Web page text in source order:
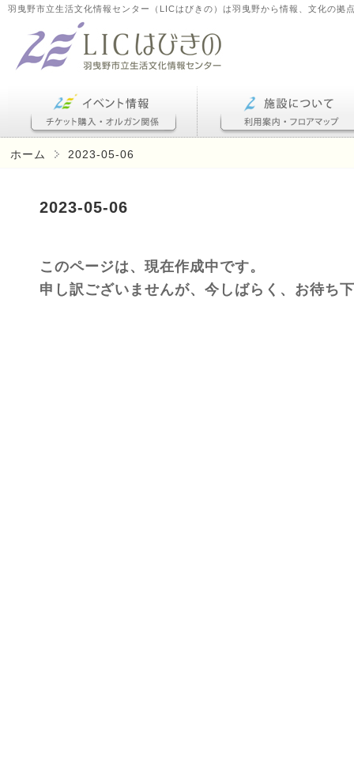
羽曳野市立生活文化情報センター（LICはびきの）は羽曳野から情報、文化の拠
ホーム 2023-05-06
2023-05-06
このページは、現在作成中です。
申し訳ございませんが、今しばらく、お待ち